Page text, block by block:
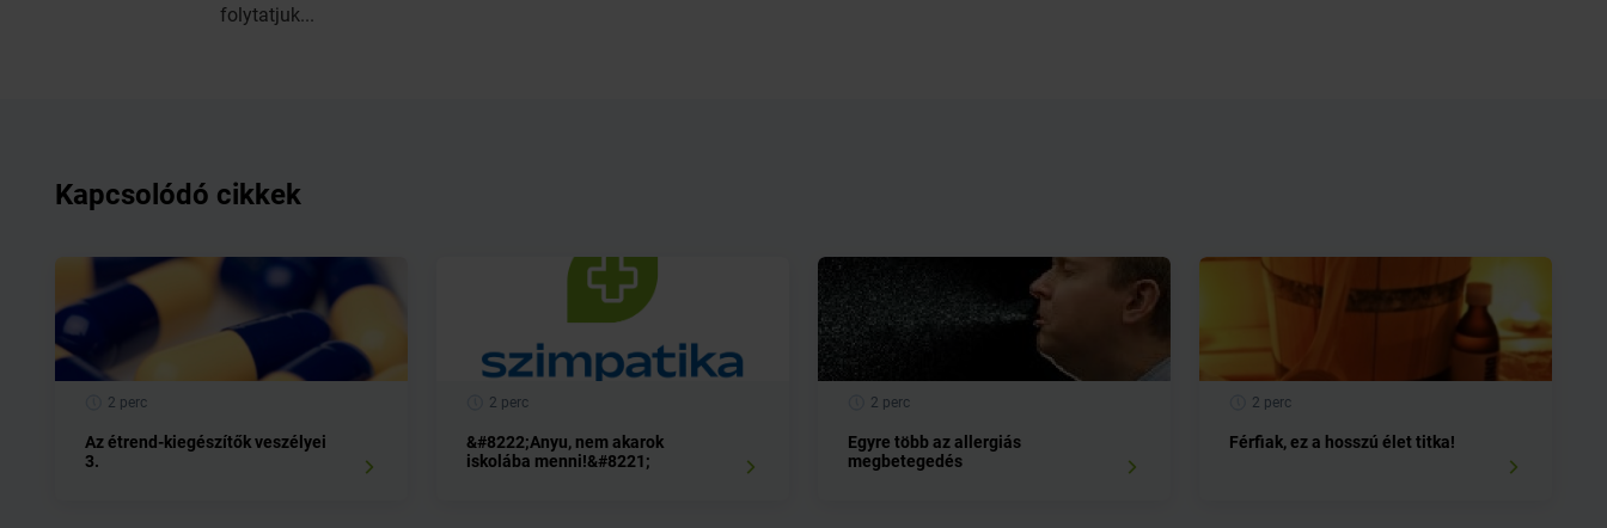
folytatjuk...
Kapcsolódó cikkek
2 perc
Az étrend-kiegészítők veszélyei
3.
2 perc
&#8222;Anyu, nem akarok
iskolába menni!&#8221;
2 perc
Egyre több az allergiás
megbetegedés
2 perc
Férfiak, ez a hosszú élet titka!